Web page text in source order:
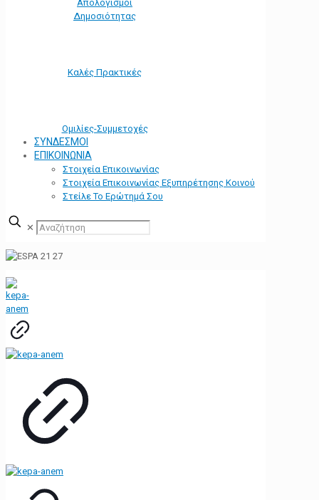
Απολογισμοί
Δημοσιότητας
Καλές Πρακτικές
Ομιλίες-Συμμετοχές
ΣΥΝΔΕΣΜΟΙ
ΕΠΙΚΟΙΝΩΝΙΑ
Στοιχεία Επικοινωνίας
Στοιχεία Επικοινωνίας Εξυπηρέτησης Κοινού
Στείλε Το Ερώτημά Σου
✕